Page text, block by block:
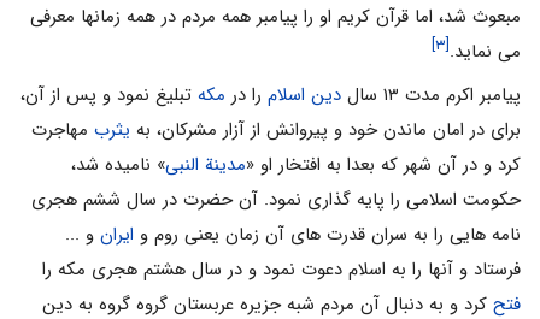
مبعوث شد، اما قرآن کریم او را پیامبر همه مردم در همه زمانها معرفی
می نماید.[۳]
پیامبر اکرم مدت ۱۳ سال دین اسلام را در مکه تبلیغ نمود و پس از آن،
برای در امان ماندن خود و پیروانش از آزار مشرکان، به یثرب مهاجرت
کرد و در آن شهر که بعدا به افتخار او «مدینة النبی» نامیده شد،
حکومت اسلامی را پایه گذاری نمود. آن حضرت در سال ششم هجری
نامه هایی را به سران قدرت های آن زمان یعنی روم و ایران و ...
فرستاد و آنها را به اسلام دعوت نمود و در سال هشتم هجری مکه را
فتح کرد و به دنبال آن مردم شبه جزیره عربستان گروه گروه به دین